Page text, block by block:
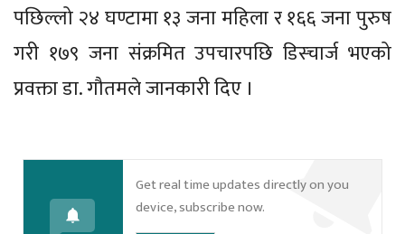
पछिल्लो २४ घण्टामा १३ जना महिला र १६६ जना पुरुष
गरी १७९ जना संक्रमित उपचारपछि डिस्चार्ज भएको
प्रवक्ता डा. गौतमले जानकारी दिए ।
Get real time updates directly on you
device, subscribe now.